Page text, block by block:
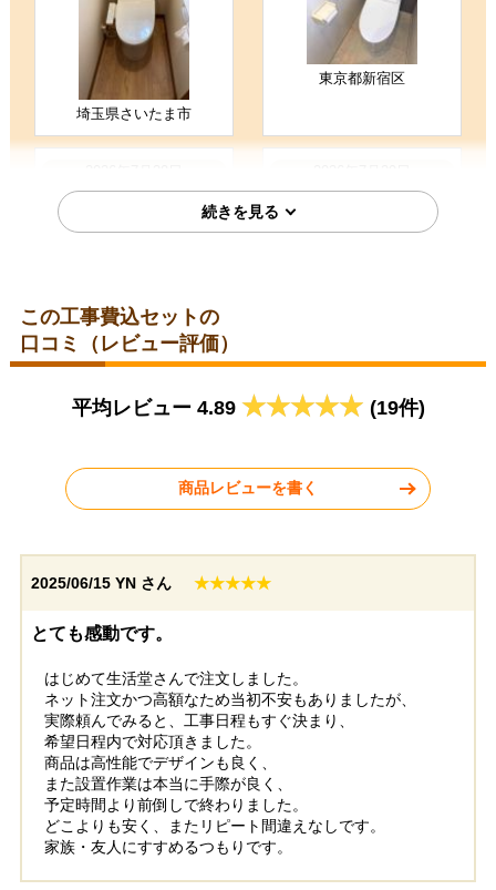
（ご本人様より）
工事満足度 ★★★★★ 受注満足度 ★★★★★
購入の決め手
価格が安かった 工事に安心感を感じた
お客様の声をもっと見る
埼玉県さいたま市
東京都新宿区
TOTO トイレ CES9710-NW1
愛知県名古屋市
TOTO トイレ TSET-QR3AW-
TOTO トイレ TSET-GG1-IVO-0
神奈川県横浜市
TOTO トイレ TSET-EX3AW-
工事実績をもっと見る
この工事費込セットの
口コミ（レビュー評価）
平均レビュー 4.89 (19件)
商品レビューを書く
2025/06/15 YN さん ★★★★★
とても感動です。
はじめて生活堂さんで注文しました。
ネット注文かつ高額なため当初不安もありましたが、
実際頼んでみると、工事日程もすぐ決まり、
希望日程内で対応頂きました。
商品は高性能でデザインも良く、
また設置作業は本当に手際が良く、
予定時間より前倒しで終わりました。
どこよりも安く、またリピート間違えなしです。
家族・友人にすすめるつもりです。